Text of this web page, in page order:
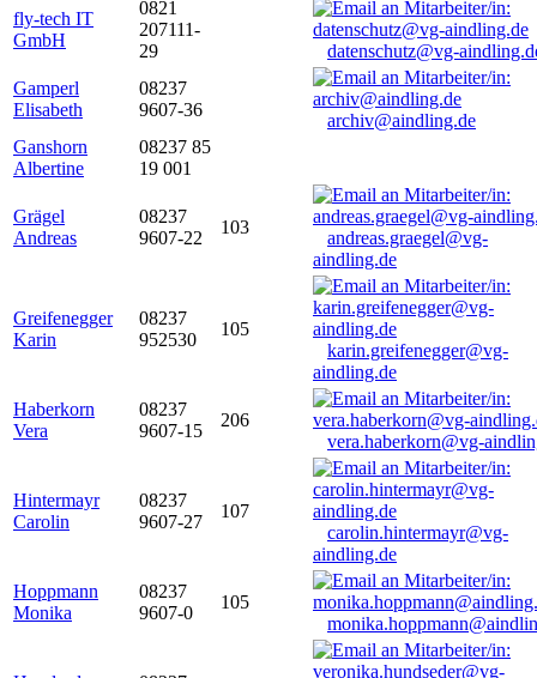
fly-tech IT
GmbH
0821
207111-
29
datenschutz@vg-
Gamperl
Elisabeth
08237
9607-36
archiv@aindling.de
Ganshorn
Albertine
08237 85
19 001
Grägel
Andreas
08237
9607-22
103
andreas.graegel@vg-
aindling.de
Greifenegger
Karin
08237
952530
105
karin.greifenegger@vg-
aindling.de
Haberkorn
Vera
08237
9607-15
206
vera.haberkorn@vg-
Hintermayr
Carolin
08237
9607-27
107
carolin.hintermayr@vg-
aindling.de
Hoppmann
Monika
08237
9607-0
105